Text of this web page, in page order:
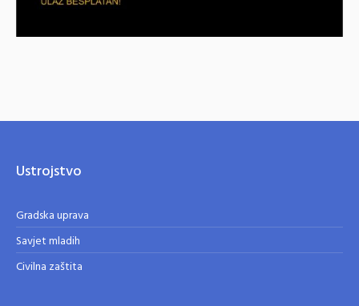
Ustrojstvo
Gradska uprava
Savjet mladih
Civilna zaštita